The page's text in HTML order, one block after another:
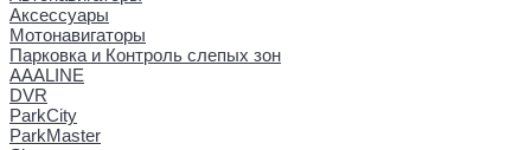
Аксессуары
Мотонавигаторы
Парковка и Контроль слепых зон
AAALINE
DVR
ParkCity
ParkMaster